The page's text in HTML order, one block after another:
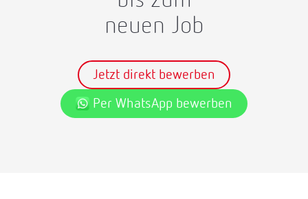
neuen Job
Jetzt direkt bewerben
Per WhatsApp bewerben